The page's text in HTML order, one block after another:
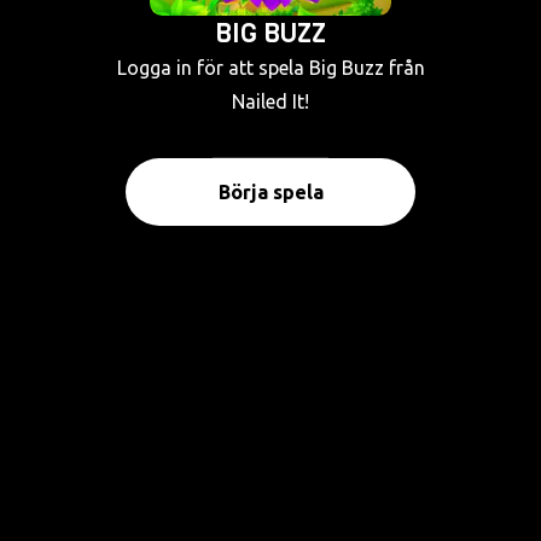
BIG BUZZ
Logga in för att spela Big Buzz från
Nailed It!
Börja spela